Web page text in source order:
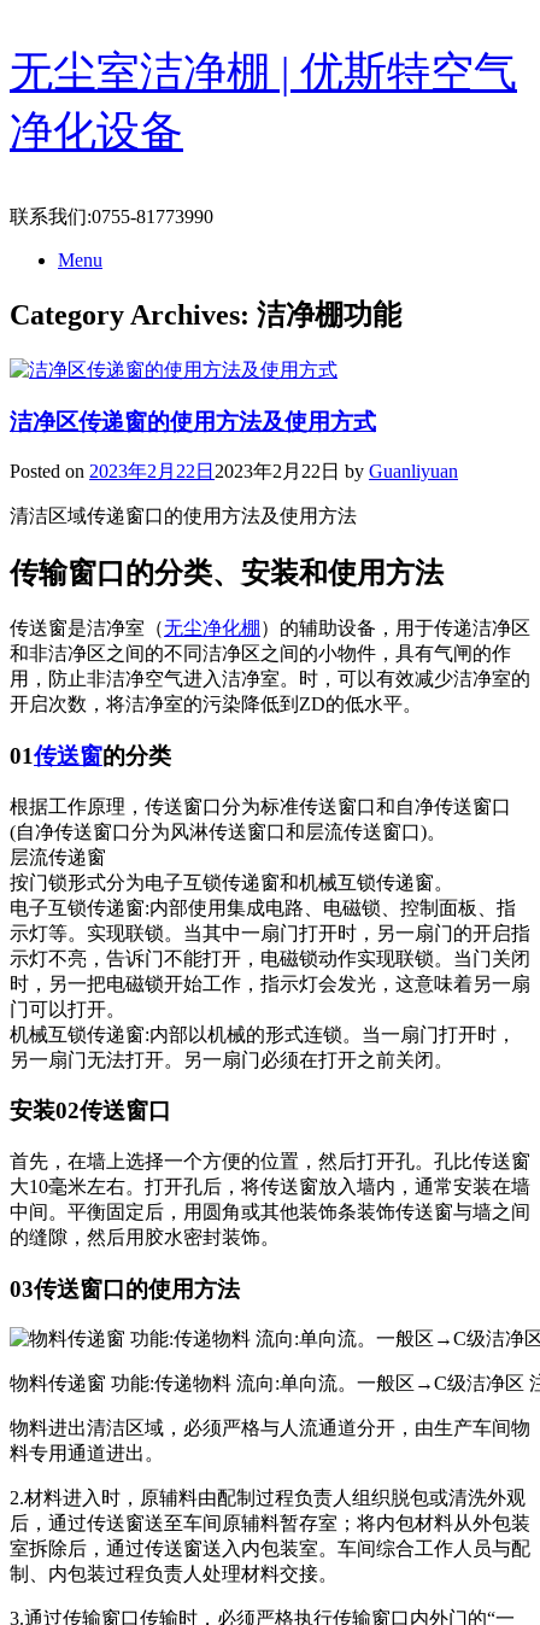
Skip
to
content
无尘室洁净棚 | 优斯特空气
净化设备
联系我们:0755-81773990
Menu
Category Archives: 洁净棚功能
洁净区传递窗的使用方法及使用方式
Posted on 2023年2月22日 2023年2月22日 by Guanliyuan
清洁区域传递窗口的使用方法及使用方法
传输窗口的分类、安装和使用方法
传送窗是洁净室（无尘净化棚 ）的辅助设备，用于传递洁净区
和非洁净区之间的不同洁净区之间的小物件，具有气闸的作
用，防止非洁净空气进入洁净室。时，可以有效减少洁净室的
开启次数，将洁净室的污染降低到ZD的低水平。
01传送窗的分类
根据工作原理，传送窗口分为标准传送窗口和自净传送窗口
(自净传送窗口分为风淋传送窗口和层流传送窗口)。
层流传递窗
按门锁形式分为电子互锁传递窗和机械互锁传递窗。
电子互锁传递窗:内部使用集成电路、电磁锁、控制面板、指
示灯等。实现联锁。当其中一扇门打开时，另一扇门的开启指
示灯不亮，告诉门不能打开，电磁锁动作实现联锁。当门关闭
时，另一把电磁锁开始工作，指示灯会发光，这意味着另一扇
门可以打开。
机械互锁传递窗:内部以机械的形式连锁。当一扇门打开时，
另一扇门无法打开。另一扇门必须在打开之前关闭。
安装02传送窗口
首先，在墙上选择一个方便的位置，然后打开孔。孔比传送窗
大10毫米左右。打开孔后，将传送窗放入墙内，通常安装在墙
中间。平衡固定后，用圆角或其他装饰条装饰传送窗与墙之间
的缝隙，然后用胶水密封装饰。
03传送窗口的使用方法
物料传递窗 功能:传递物料 流向:单向流。一般区→C级洁净区
物料进出清洁区域，必须严格与人流通道分开，由生产车间物
料专用通道进出。
2.材料进入时，原辅料由配制过程负责人组织脱包或清洗外观
后，通过传送窗送至车间原辅料暂存室；将内包材料从外包装
室拆除后，通过传送窗送入内包装室。车间综合工作人员与配
制、内包装过程负责人处理材料交接。
3.通过传输窗口传输时，必须严格执行传输窗口内外门的“一